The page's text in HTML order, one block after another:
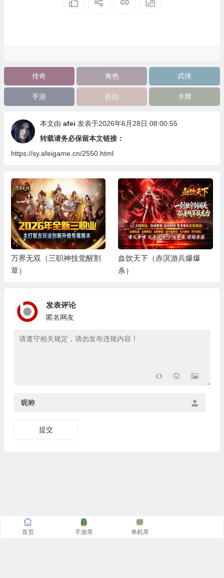
传奇 角色 武侠
手游 折扣 卡牌
本文由 afei 发表于2026年6月28日 08:00:55
转载请务必保留本文链接：
https://sy.afeigame.cn/2550.html
万界无双（三职神技觉醒割
草）
血饮天下（赤溟游兵爆爆
杀）
发表评论
匿名网友
昵称
提交
首页 手游库 单机库